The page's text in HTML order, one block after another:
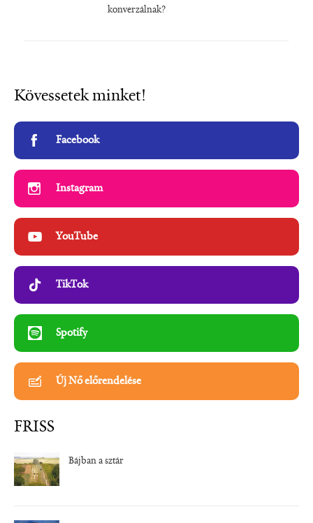
konverzálnak?
Kövessetek minket!
Facebook
Instagram
YouTube
TikTok
Spotify
Új Nő előrendelése
FRISS
Bájban a sztár